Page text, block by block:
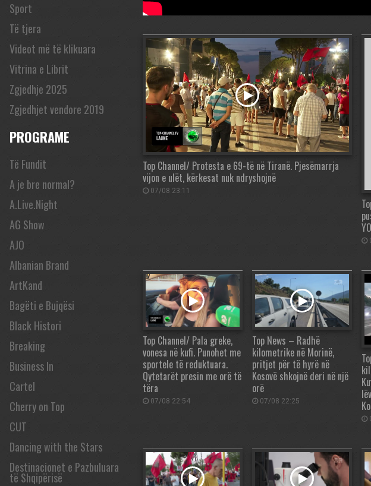
Sport
Të tjera
Videot më të klikuara
Vitrina e Librit
Zgjedhje 2025
Zgjedhjet vendore 2019
PROGRAME
Të Fundit
A je bre normal?
A.Live.Night
AG Show
AJO
Albanian Brand
ArtKand
Bagëti e Bujqësi
Black Histori
Breaking
Business In
Cartel
Cherry on Top
CUT
Dancing with the Stars
Destinacionet e Pazbuluara
të Shqipërisë
Top Channel/ Protesta e 69-të në Tiranë. Pjesëmarrja
vijon e ulët, kërkesat nuk ndryshojnë
07/08 23:11
Top Channel/ Pala greke,
vonesa në kufi. Punohet me
sportele të reduktuara.
Qytetarët presin me orë të
tëra
07/08 22:54
Top News – Radhë
kilometrike në Morinë,
pritjet për të hyrë në
Kosovë shkojnë deri në një
orë
07/08 22:25